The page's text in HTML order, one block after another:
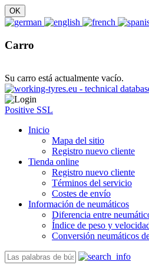
Carro
Su carro está actualmente vacío.
Positive SSL
Inicio
Mapa del sitio
Registro nuevo cliente
Tienda online
Registro nuevo cliente
Términos del servicio
Costes de envío
Información de neumáticos
Diferencia entre
Índice de peso y
Conversión neumáticos